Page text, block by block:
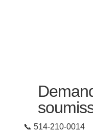
📞 514-210-0014